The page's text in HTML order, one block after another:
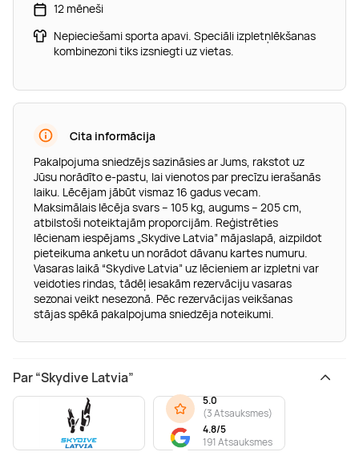
12 mēneši
Nepieciešami sporta apavi. Speciāli izpletņlēkšanas
kombinezoni tiks izsniegti uz vietas.
Cita informācija
Pakalpojuma sniedzējs sazināsies ar Jums, rakstot uz
Jūsu norādīto e-pastu, lai vienotos par precīzu ierašanās
laiku. Lēcējam jābūt vismaz 16 gadus vecam.
Maksimālais lēcēja svars – 105 kg, augums – 205 cm,
atbilstoši noteiktajām proporcijām. Reģistrēties
lēcienam iespējams „Skydive Latvia” mājaslapā, aizpildot
pieteikuma anketu un norādot dāvanu kartes numuru.
Vasaras laikā “Skydive Latvia” uz lēcieniem ar izpletni var
veidoties rindas, tādēļ iesakām rezervāciju vasaras
sezonai veikt nesezonā. Pēc rezervācijas veikšanas
stājas spēkā pakalpojuma sniedzēja noteikumi.
Par “Skydive Latvia”
5.0
(3 Atsauksmes)
4.8/5
191 Atsauksmes